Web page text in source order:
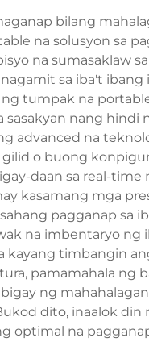
bilang
na solusyon sa
na sumasaklaw
sa iba't
tumpak na
sasakyan nang
advanced na
o buong
daan sa real-
kasamang mga
pagganap sa
na imbentaryo ng
timbangin
pamamahala ng
ng
dito, inaalok din
optimal na